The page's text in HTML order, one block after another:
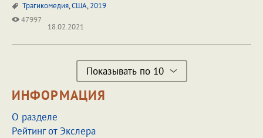
Трагикомедия,США,2019
47997
18.02.2021
Показывать по 10
ИНФОРМАЦИЯ
О разделе
Рейтинг от Экслера